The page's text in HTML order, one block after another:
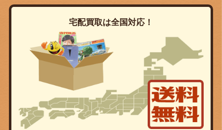
宅配買取は全国対応！